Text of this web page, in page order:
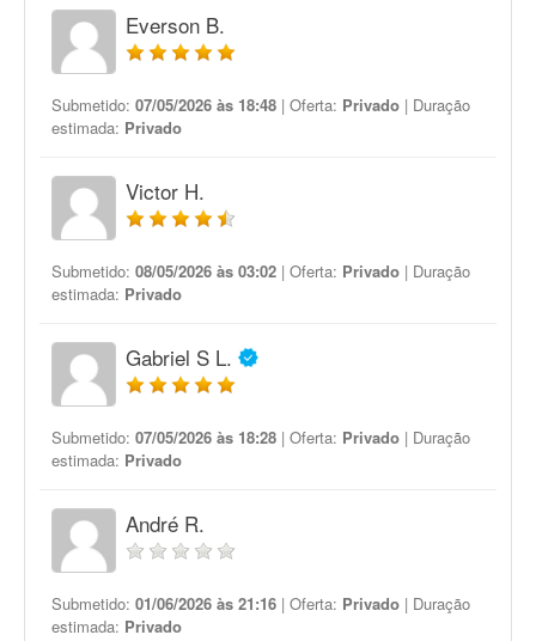
Everson B.
Submetido: 07/05/2026 às 18:48 | Oferta: Privado | Duração
estimada: Privado
Victor H.
Submetido: 08/05/2026 às 03:02 | Oferta: Privado | Duração
estimada: Privado
Gabriel S L.
Submetido: 07/05/2026 às 18:28 | Oferta: Privado | Duração
estimada: Privado
André R.
Submetido: 01/06/2026 às 21:16 | Oferta: Privado | Duração
estimada: Privado